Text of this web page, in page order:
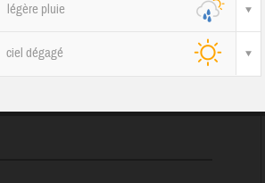
légère pluie
ciel dégagé